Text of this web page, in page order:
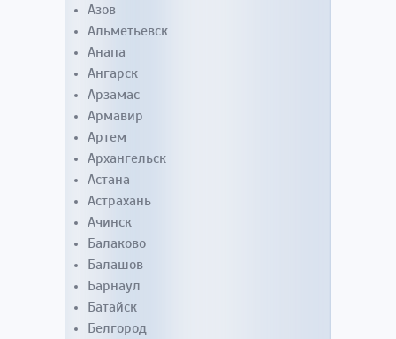
Азов
Альметьевск
Анапа
Ангарск
Арзамас
Армавир
Артем
Архангельск
Астана
Астрахань
Ачинск
Балаково
Балашов
Барнаул
Батайск
Белгород